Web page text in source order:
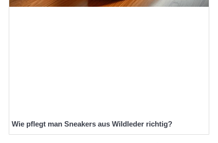
Wie pflegt man Sneakers aus Wildleder richtig?